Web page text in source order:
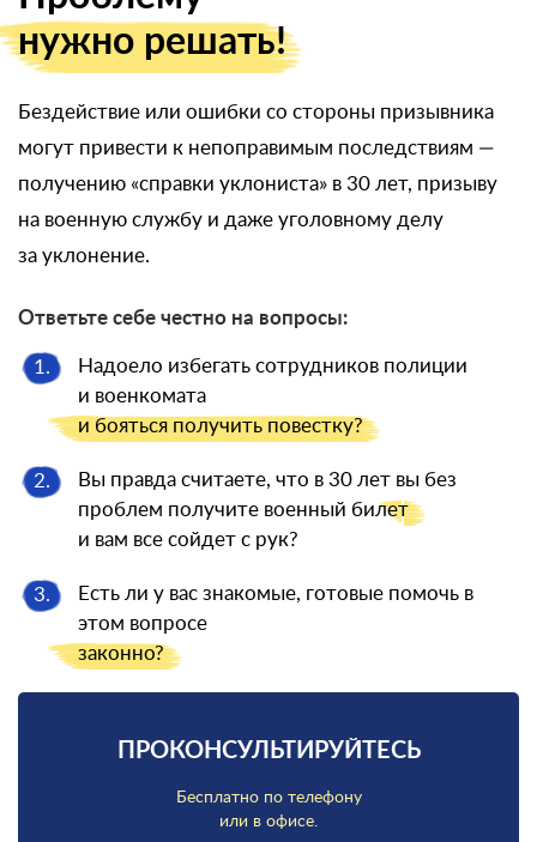
нужно решать!
Бездействие или ошибки со стороны призывника
могут привести к непоправимым последствиям —
получению «справки уклониста» в 30 лет, призыву
на военную службу и даже уголовному делу
за уклонение.
Ответьте себе честно на вопросы:
1.
Надоело избегать сотрудников полиции
и военкомата
и бояться получить повестку?
2.
Вы правда считаете, что в 30 лет вы без
проблем получите военный билет
и вам все сойдет с рук?
3.
Есть ли у вас знакомые, готовые помочь в
этом вопросе
законно?
ПРОКОНСУЛЬТИРУЙТЕСЬ
Бесплатно по телефону
или в офисе.